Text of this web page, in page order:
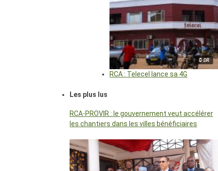
© DR
RCA : Telecel lance sa 4G
Les plus lus
RCA-PROVIR : le gouvernement veut accélérer
les chantiers dans les villes bénéficiaires